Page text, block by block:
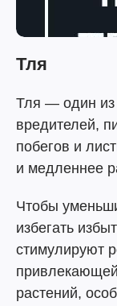
Тля
Тля — один из
вредителей,
побегов и
и медленнее
Чтобы
избегать
стимулируют
растений,